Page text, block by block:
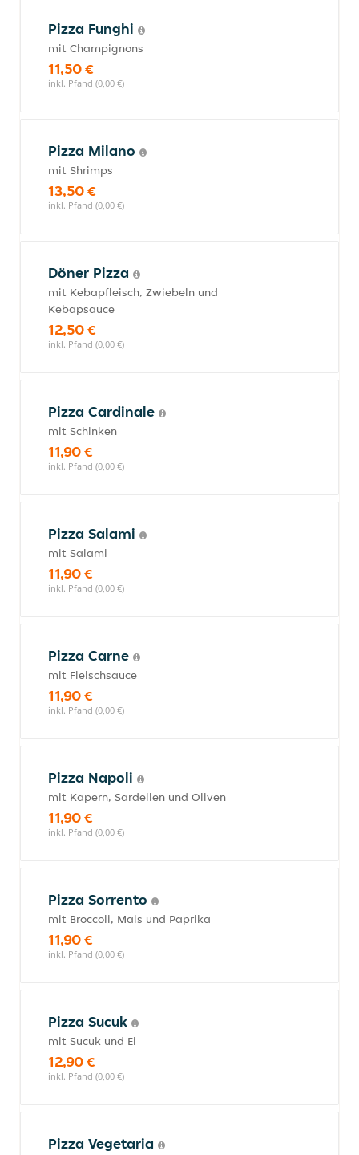
Pizza Funghi
mit Champignons
11,50 €
inkl. Pfand (0,00 €)
Pizza Milano
mit Shrimps
13,50 €
inkl. Pfand (0,00 €)
Döner Pizza
mit Kebapfleisch, Zwiebeln und
Kebapsauce
12,50 €
inkl. Pfand (0,00 €)
Pizza Cardinale
mit Schinken
11,90 €
inkl. Pfand (0,00 €)
Pizza Salami
mit Salami
11,90 €
inkl. Pfand (0,00 €)
Pizza Carne
mit Fleischsauce
11,90 €
inkl. Pfand (0,00 €)
Pizza Napoli
mit Kapern, Sardellen und Oliven
11,90 €
inkl. Pfand (0,00 €)
Pizza Sorrento
mit Broccoli, Mais und Paprika
11,90 €
inkl. Pfand (0,00 €)
Pizza Sucuk
mit Sucuk und Ei
12,90 €
inkl. Pfand (0,00 €)
Pizza Vegetaria